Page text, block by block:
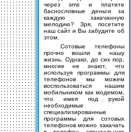
через sms и платите
баснословные деньги за
каждую закачанную
мелодию? Зря, посетите
наш сайт и Вы забудите об
этом.
Сотовые телефоны
прочно вошли в нашу
жизнь. Однако, до сих пор,
многие не знают, что
используя программы для
телефонов мы можем
воспользоваться нашим
мобильником как модемом,
что имея под рукой
необходимые
специализированные
программы для сотовых
телефонов можно закачать